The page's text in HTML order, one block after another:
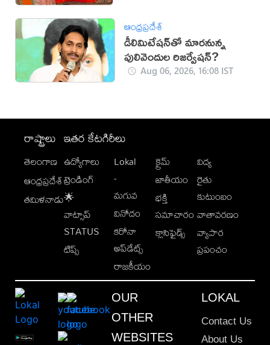
ఆంధ్రప్రదేశ్
డీలిమిటేషన్‌తో మారనున్న
పులివెందుల రిజర్వేషన్?
Aug 06, 2026, 16:08 IST
రాష్ట్రాలు
తెలంగాణ
ఆంధ్రప్రదేశ్
తమిళనాడు
ఇతర కేటగిరీలు
ఉద్యోగాలు
ట్రెండింగ్
🌟
వాట్సాప్
STATUS
టిప్స్
Lokal
-
మగువ
వినోదం
కరోనా
అప్‌డేట్స్
రాజకీయం
క్రైమ్
జాతీయం
భక్తి
సమాచారం
క్లాసిఫైడ్స్
విద్య
రైతు
కుటుంబం
వాతావరణం
వ్యాపార
ప్రపంచం
OUR
OTHER
WEBSITES
LOKAL
Contact Us
About Us